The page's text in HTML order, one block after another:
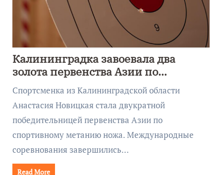
Калининградка завоевала два
золота первенства Азии по
метанию ножа
Спортсменка из Калининградской области
Анастасия Новицкая стала двукратной
победительницей первенства Азии по
спортивному метанию ножа. Международные
соревнования завершились…
Read More